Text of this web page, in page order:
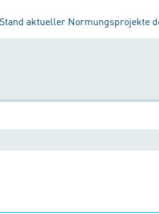
aktueller Normungsprojekte